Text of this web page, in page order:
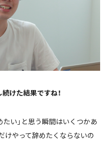
けた結果ですね！
たい」と思う瞬間はいくつかあ
けやって辞めたくならないの